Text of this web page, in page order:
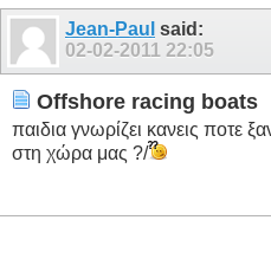
Jean-Paul said:
02-02-2011 22:05
Offshore racing boats
παιδια γνωρίζει κανεις ποτε
στη χώρα μας ?/